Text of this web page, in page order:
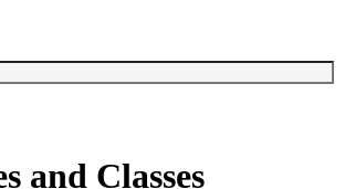
and Classes